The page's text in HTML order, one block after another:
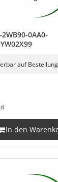
0AA0-
auf
In den